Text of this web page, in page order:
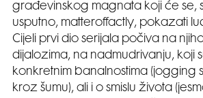
građevinskog magnata koji će se,
usputno, matteroffactly, pokazati
Cijeli prvi dio serijala počiva na
dijalozima, na nadmudrivanju, koji
konkretnim banalnostima
kroz šumu), ali i o smislu života